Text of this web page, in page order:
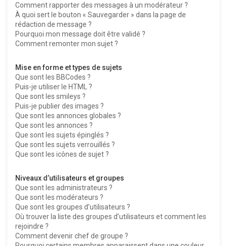
Comment rapporter des messages à un modérateur ?
À quoi sert le bouton « Sauvegarder » dans la page de
rédaction de message ?
Pourquoi mon message doit être validé ?
Comment remonter mon sujet ?
Mise en forme et types de sujets
Que sont les BBCodes ?
Puis-je utiliser le HTML ?
Que sont les smileys ?
Puis-je publier des images ?
Que sont les annonces globales ?
Que sont les annonces ?
Que sont les sujets épinglés ?
Que sont les sujets verrouillés ?
Que sont les icônes de sujet ?
Niveaux d’utilisateurs et groupes
Que sont les administrateurs ?
Que sont les modérateurs ?
Que sont les groupes d’utilisateurs ?
Où trouver la liste des groupes d’utilisateurs et comment les
rejoindre ?
Comment devenir chef de groupe ?